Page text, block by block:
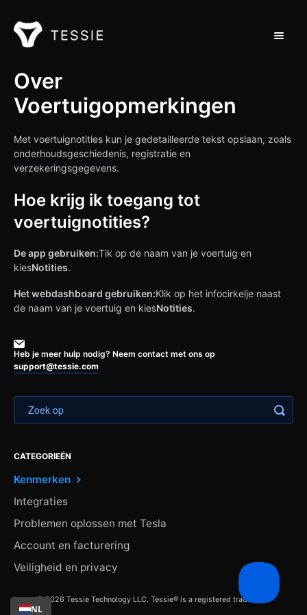
Neem contact op met
Over
Voertuigopmerkingen
Met voertuignotities kun je gedetailleerde tekst opslaan, zoals
onderhoudsgeschiedenis, registratie en
verzekeringsgegevens.
Hoe krijg ik toegang tot
voertuignotities?
De app gebruiken:Tik op de naam van je voertuig en
kiesNotities.
Het webdashboard gebruiken:Klik op het infocirkelje naast
de naam van je voertuig en kiesNotities.
Heb je meer hulp nodig? Neem contact met ons op
support@tessie.com
CATEGORIEËN
Kenmerken
Integraties
Problemen oplossen met Tesla
Account en facturering
Veiligheid en privacy
© 2026 Tessie Technology LLC. Tessie® is a registered trademark.
NL